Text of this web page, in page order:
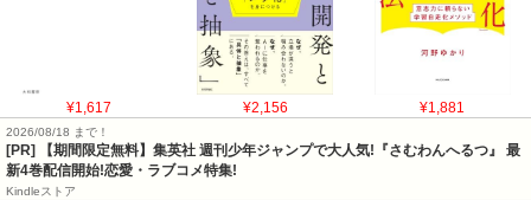
¥1,617 ¥2,156 ¥1,881
2026/08/18 まで！
[PR] 【期間限定無料】集英社 週刊少年ジャンプで大人気!『さむわんへるつ』 最
新4巻配信開始!恋愛・ラブコメ特集!
Kindleストア